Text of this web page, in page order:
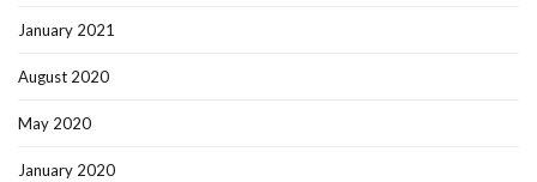
January 2021
August 2020
May 2020
January 2020